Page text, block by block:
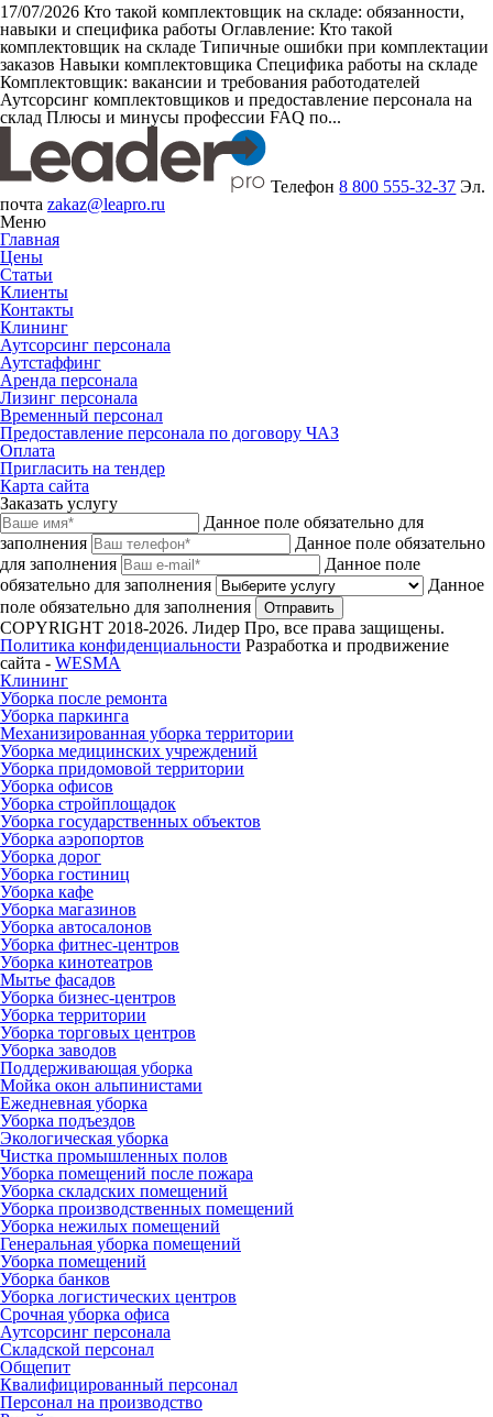
17/07/2026 Кто такой комплектовщик на складе: обязанности,
навыки и специфика работы Оглавление: Кто такой
комплектовщик на складе Типичные ошибки при комплектации
заказов Навыки комплектовщика Специфика работы на складе
Комплектовщик: вакансии и требования работодателей
Аутсорсинг комплектовщиков и предоставление персонала на
склад Плюсы и минусы профессии FAQ по...
Телефон8 800 555-32-37 Эл.
почта zakaz@leapro.ru
Меню
Главная
Цены
Статьи
Клиенты
Контакты
Клининг
Аутсорсинг персонала
Аутстаффинг
Аренда персонала
Лизинг персонала
Временный персонал
Предоставление персонала по договору ЧАЗ
Оплата
Пригласить на тендер
Карта сайта
Заказать услугу
Данное поле обязательно для
заполнения
Данное поле обязательно
для заполнения
Данное поле
обязательно для заполнения
Данное
поле обязательно для заполнения
Отправить
COPYRIGHT 2018-2026. Лидер Про, все права защищены.
Политика конфиденциальности Разработка и продвижение
сайта - WESMA
Клининг
Уборка после ремонта
Уборка паркинга
Механизированная уборка территории
Уборка медицинских учреждений
Уборка придомовой территории
Уборка офисов
Уборка стройплощадок
Уборка государственных объектов
Уборка аэропортов
Уборка дорог
Уборка гостиниц
Уборка кафе
Уборка магазинов
Уборка автосалонов
Уборка фитнес-центров
Уборка кинотеатров
Мытье фасадов
Уборка бизнес-центров
Уборка территории
Уборка торговых центров
Уборка заводов
Поддерживающая уборка
Мойка окон альпинистами
Ежедневная уборка
Уборка подъездов
Экологическая уборка
Чистка промышленных полов
Уборка помещений после пожара
Уборка складских помещений
Уборка производственных помещений
Уборка нежилых помещений
Генеральная уборка помещений
Уборка помещений
Уборка банков
Уборка логистических центров
Срочная уборка офиса
Аутсорсинг персонала
Складской персонал
Общепит
Квалифицированный персонал
Персонал на производство